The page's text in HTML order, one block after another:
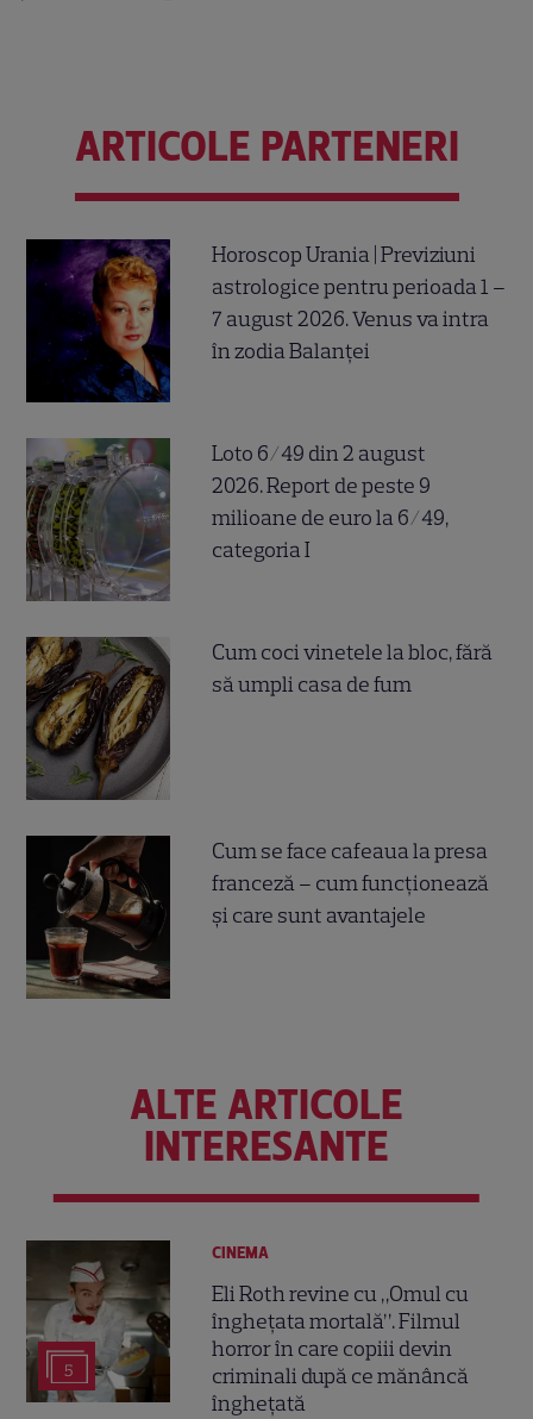
ARTICOLE PARTENERI
Horoscop Urania | Previziuni
astrologice pentru perioada 1 –
7 august 2026. Venus va intra
în zodia Balanței
Loto 6/49 din 2 august
2026. Report de peste 9
milioane de euro la 6/49,
categoria I
Cum coci vinetele la bloc, fără
să umpli casa de fum
Cum se face cafeaua la presa
franceză – cum funcționează
și care sunt avantajele
ALTE ARTICOLE
INTERESANTE
5
CINEMA
Eli Roth revine cu „Omul cu
înghețata mortală”. Filmul
horror în care copiii devin
criminali după ce mănâncă
înghețată